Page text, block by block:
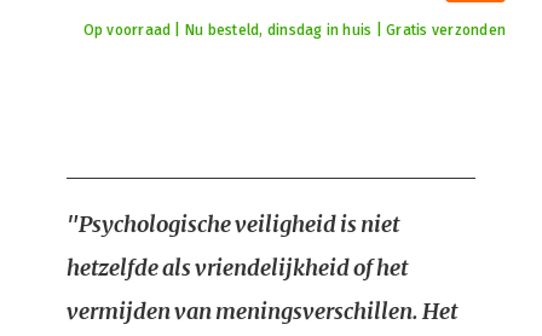
Op voorraad | Nu besteld, dinsdag in huis | Gratis verzonden
"Psychologische veiligheid is niet
hetzelfde als vriendelijkheid of het
vermijden van meningsverschillen. Het